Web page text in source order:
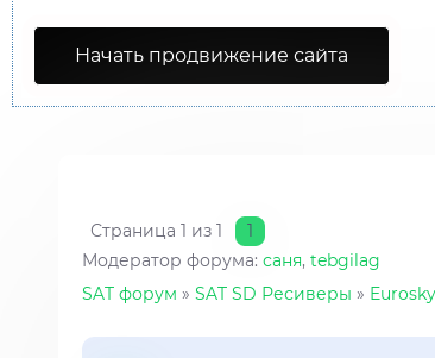
Начать продвижение сайта
Страница 1 из 1
1
Модератор форума: саня, tebgilag
SAT форум » SAT SD Ресиверы » Eurosky